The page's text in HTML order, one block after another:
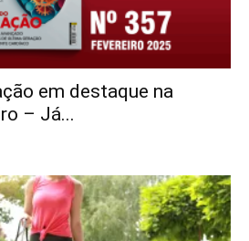
em destaque na
– Já...